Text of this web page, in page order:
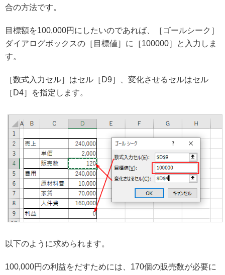
合の方法です。
目標額を100,000円にしたいのであれば、［ゴールシーク］
ダイアログボックスの［目標値］に［100000］と入力しま
す。
［数式入力セル］はセル［D9］、変化させるセルはセル
［D4］を指定します。
以下のように求められます。
100,000円の利益をだすためには、170個の販売数が必要に